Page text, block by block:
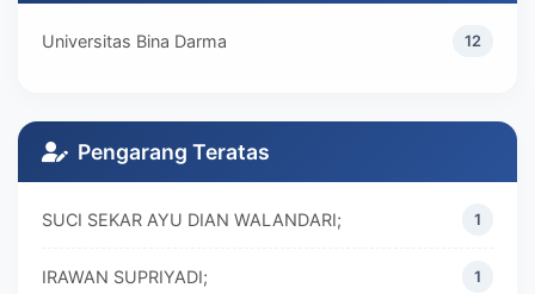
Universitas Bina Darma 12
Pengarang Teratas
SUCI SEKAR AYU DIAN WALANDARI; 1
IRAWAN SUPRIYADI; 1